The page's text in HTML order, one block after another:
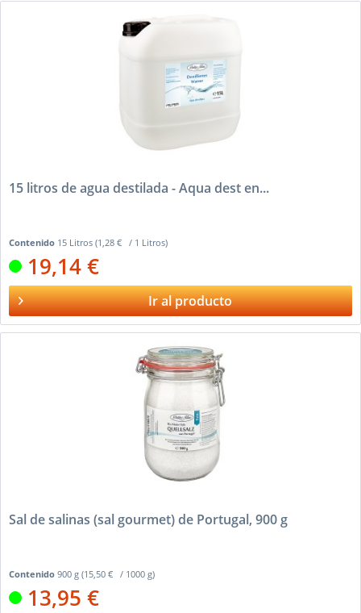
15 litros de agua destilada - Aqua dest en...
Contenido 15 Litros(1,28 € / 1 Litros)
19,14 €
Ir al producto
Sal de salinas (sal gourmet) de Portugal, 900 g
Contenido900 g(15,50 € / 1000 g)
13,95 €